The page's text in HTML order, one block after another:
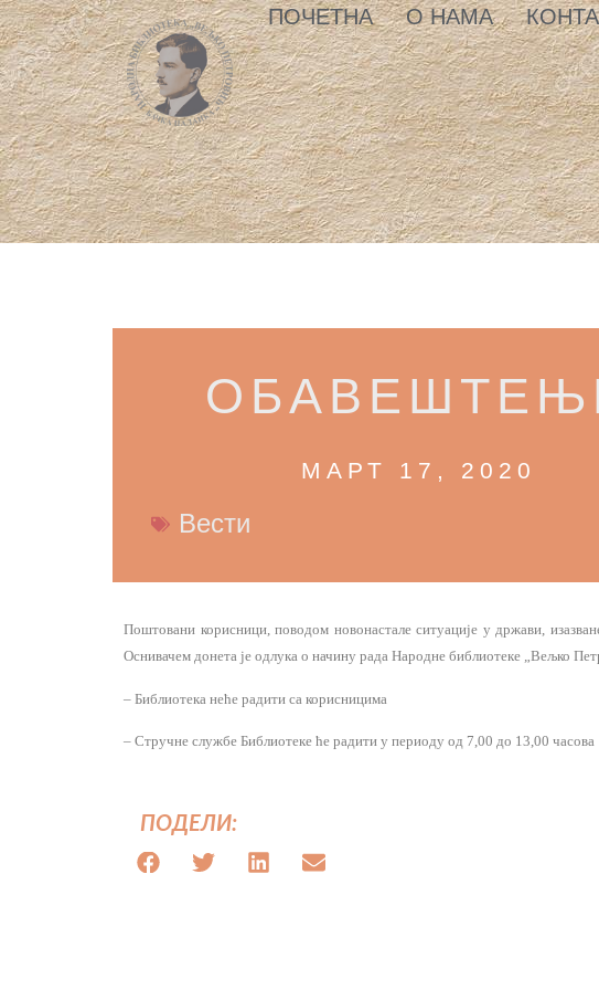
ПОЧЕТНА О НАМА
МАРТ 17, 2020
Вести
Поштовани корисници, поводом новонастале ситуације у држави,
Оснивачем донета је одлука о начину рада Народне библиотеке „Вељко
– Библиотека неће радити са корисницима
– Стручне службе Библиотеке ће радити у периоду од 7,00 до 13,00 часова
ПОДЕЛИ: